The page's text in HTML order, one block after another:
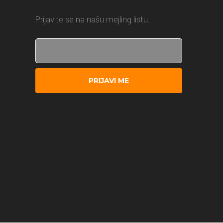
Prijavite se na našu mejling listu.
PRIJAVI ME